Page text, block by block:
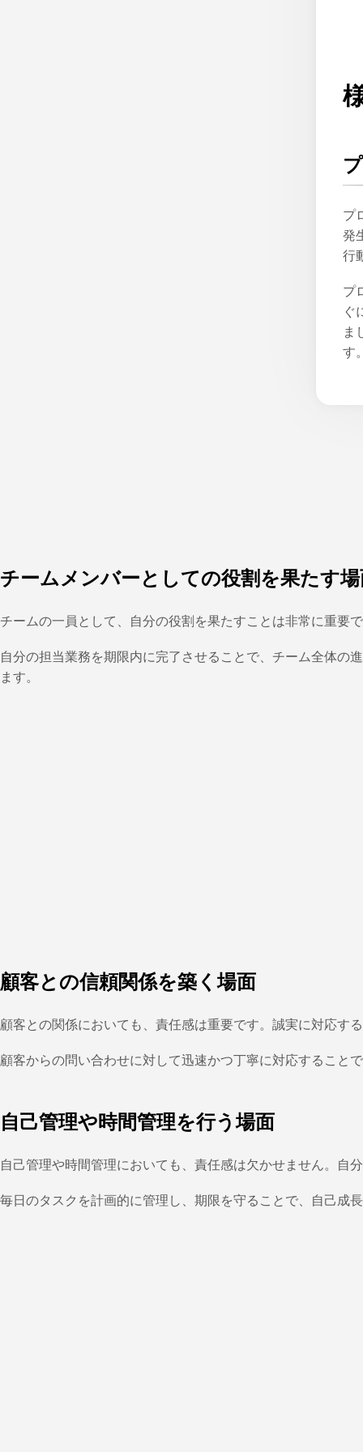
プ
発
行
プ
ぐ
ま
す
チームメンバーとしての役割を果たす
チームの一員として、自分の役割を果たすことは非常に重要
自分の担当業務を期限内に完了させることで、チーム全体の
ます。
顧客との信頼関係を築く場面
顧客との関係においても、責任感は重要です。誠実に対応す
顧客からの問い合わせに対して迅速かつ丁寧に対応すること
自己管理や時間管理を行う場面
自己管理や時間管理においても、責任感は欠かせません。自
毎日のタスクを計画的に管理し、期限を守ることで、自己成